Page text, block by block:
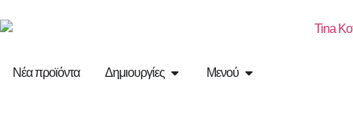
Νέα προϊόντα Δημιουργίες Μενού